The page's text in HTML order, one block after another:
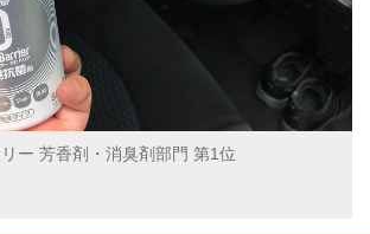
ー 芳香剤・消臭剤部門 第1位